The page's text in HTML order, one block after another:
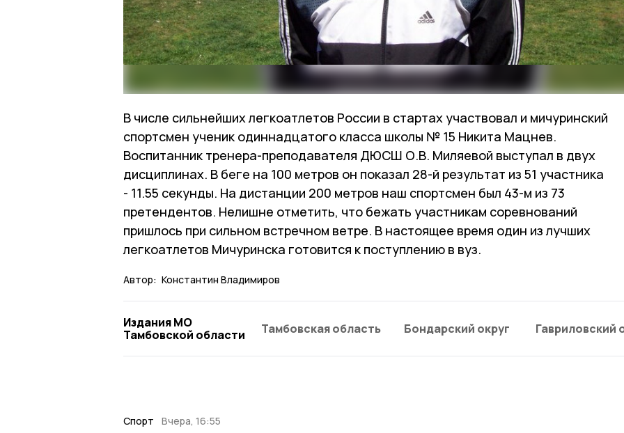
В числе сильнейших легкоатлетов России в стартах участвовал и мичуринский
спортсмен ученик одиннадцатого класса школы № 15 Никита Мацнев.
Воспитанник тренера-преподавателя ДЮСШ О.В. Миляевой выступал в двух
дисциплинах. В беге на 100 метров он показал 28-й результат из 51 участника
- 11.55 секунды. На дистанции 200 метров наш спортсмен был 43-м из 73
претендентов. Нелишне отметить, что бежать участникам соревнований
пришлось при сильном встречном ветре. В настоящее время один из лучших
легкоатлетов Мичуринска готовится к поступлению в вуз.
Автор: Константин Владимиров
Издания МО
Тамбовской области
Тамбовская область Бондарский округ Гавриловский
Спорт Вчера, 16:55